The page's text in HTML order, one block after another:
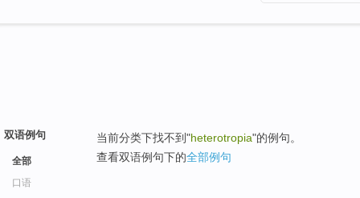
双语例句
全部
口语
当前分类下找不到"heterotropia"的例句。
查看双语例句下的全部例句